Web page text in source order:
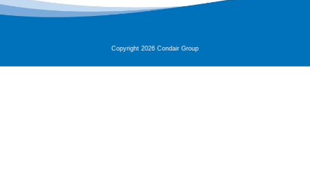
Copyright 2026 Condair Group